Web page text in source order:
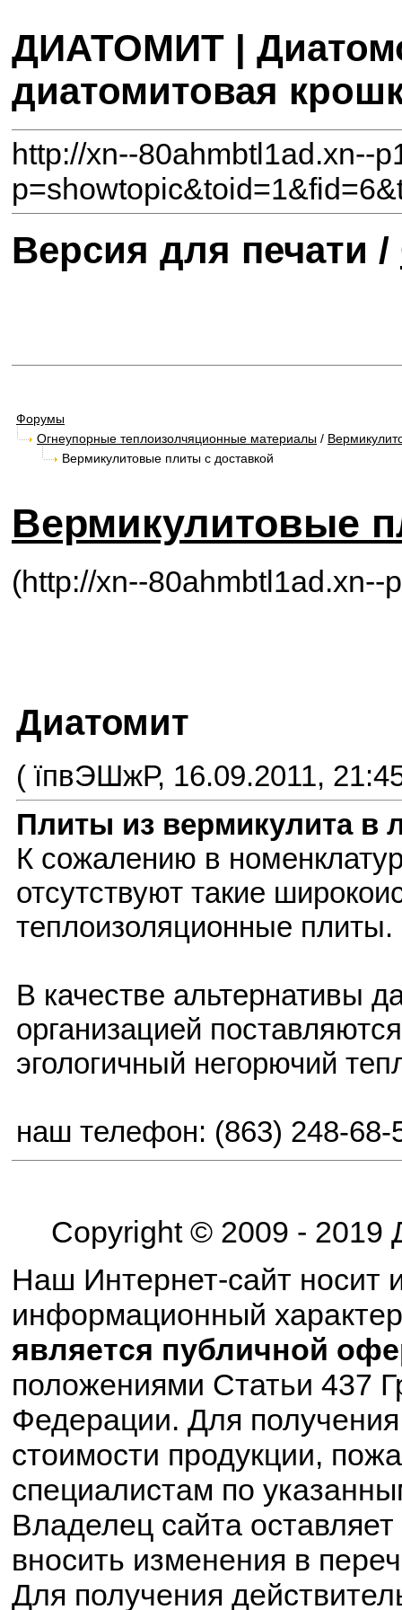
ДИАТОМИТ |
диатомитовая
http://xn--80ahmbtl1ad.xn--
Версия для печати /
Форумы
Огнеупорные теплоизолчяционные материалы /
Вермикулитовые плиты с доставкой
Вермикулитовые
(http://xn--80ahmbtl1ad.xn--
Диатомит
( їпвЭШжР, 16.09.2011,
Плиты из вермикулита в
К сожалению в
отсутствуют такие
теплоизоляционные плиты.
В качестве альтернативы
организацией
эгологичный негорючий
наш телефон: (863) 248-68-
Copyright © 2009 - 2019
Наш Интернет-сайт носит
информационный
является публичной
положениями Статьи 437
Федерации. Для
стоимости продукции,
специалистам по
Владелец сайта
вносить изменения в
Для получения